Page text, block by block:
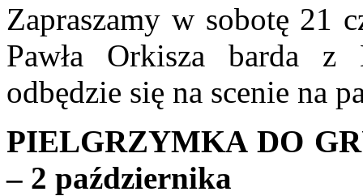
Zapraszamy w sobotę 21
Pawła Orkisza barda z
odbędzie się na scenie na
PIELGRZYMKA DO
– 2 października